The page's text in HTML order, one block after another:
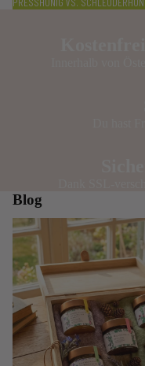
Blog
Honig als Geschenk –
Menschen die das